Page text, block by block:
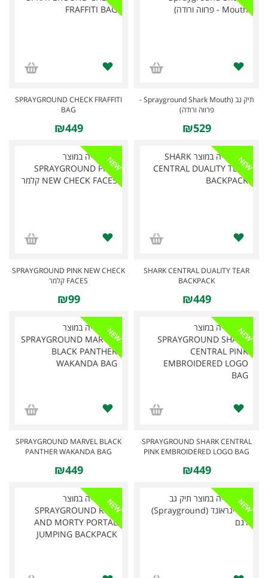
תיק גב (Sprayground Shark Mouth -
פרווה ורודה)
₪529
SPRAYGROUND CHECK FRAFFITI
BAG
₪449
NEW
SHARK CENTRAL DUALITY TEAR
BACKPACK
₪449
NEW
SPRAYGROUND PINK NEW CHECK
FACES קלמר
₪99
NEW
SPRAYGROUND SHARK CENTRAL
PINK EMBROIDERED LOGO BAG
₪449
NEW
SPRAYGROUND MARVEL BLACK
PANTHER WAKANDA BAG
₪449
NEW
NEW